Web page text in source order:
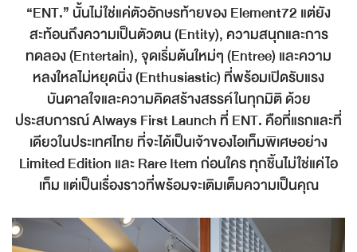
“ENT.” นั้นไม่ใช่แค่ตัวอักษรท้ายของ Element72 แต่ยัง
สะท้อนถึงความเป็นตัวตน (Entity), ความสนุกและการ
ทดลอง (Entertain), จุดเริ่มต้นใหม่ๆ (Entree) และความ
หลงใหลไม่หยุดนิ่ง (Enthusiastic) ที่พร้อมเปิดรับแรง
บันดาลใจและความคิดสร้างสรรค์ในทุกมิติ ด้วย
ประสบการณ์ Always First Launch ที่ ENT. คือที่แรกและที่
เดียวในประเทศไทย ที่จะได้เป็นเจ้าของไอเท็มพิเศษอย่าง
Limited Edition และ Rare Item ก่อนใคร ทุกชิ้นไม่ใช่แค่ไอ
เท็ม แต่เป็นเรื่องราวที่พร้อมจะเติมเต็มความเป็นคุณ